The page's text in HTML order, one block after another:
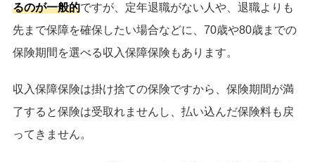
るのが一般的ですが、定年退職がない人や、退職よりも
先まで保障を確保したい場合などに、70歳や80歳までの
保険期間を選べる収入保障保険もあります。
収入保障保険は掛け捨ての保険ですから、保険期間が満
了すると保険は受取れませんし、払い込んだ保険料も戻
ってきません。